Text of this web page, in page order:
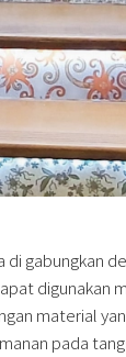
di gabungkan
digunakan
material
pada